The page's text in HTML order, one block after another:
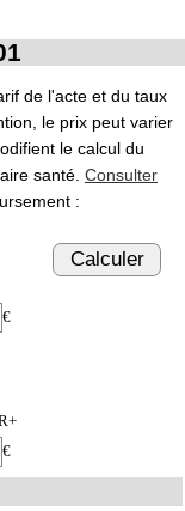
de l'acte et du taux
le prix peut varier
le calcul du
santé. Consulter
:
Calculer
€
€